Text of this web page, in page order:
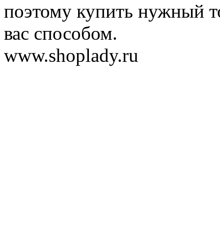
поэтому купить нужный
вас способом.
www.shoplady.ru